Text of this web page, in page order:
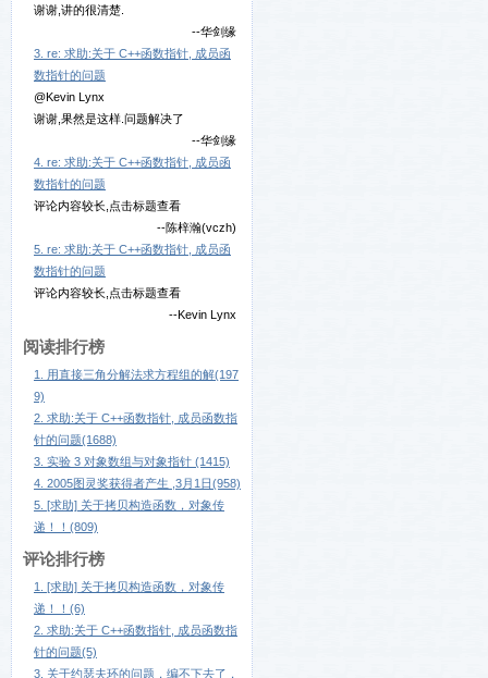
谢谢,讲的很清楚.
--华剑缘
3. re: 求助:关于 C++函数指针, 成员函
数指针的问题
@Kevin Lynx
谢谢,果然是这样.问题解决了
--华剑缘
4. re: 求助:关于 C++函数指针, 成员函
数指针的问题
评论内容较长,点击标题查看
--陈梓瀚(vczh)
5. re: 求助:关于 C++函数指针, 成员函
数指针的问题
评论内容较长,点击标题查看
--Kevin Lynx
阅读排行榜
1. 用直接三角分解法求方程组的解(197
9)
2. 求助:关于 C++函数指针, 成员函数指
针的问题(1688)
3. 实验 3 对象数组与对象指针 (1415)
4. 2005图灵奖获得者产生 ,3月1日(958)
5. [求助] 关于拷贝构造函数，对象传
递！！(809)
评论排行榜
1. [求助] 关于拷贝构造函数，对象传
递！！(6)
2. 求助:关于 C++函数指针, 成员函数指
针的问题(5)
3. 关于约瑟夫环的问题，编不下去了，